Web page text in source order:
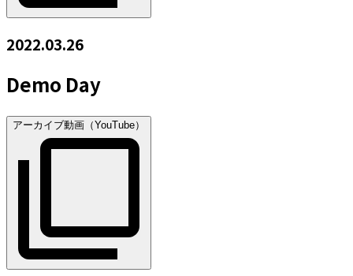
2022.03.26
Demo Day
アーカイブ動画（YouTube）